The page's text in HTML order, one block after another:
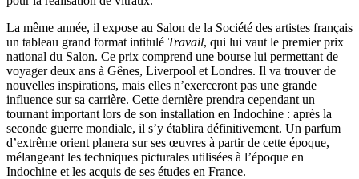
La même année, il expose au Salon de la Société des artistes français
un tableau grand format intitulé Travail, qui lui vaut le premier prix
national du Salon. Ce prix comprend une bourse lui permettant de
voyager deux ans à Gênes, Liverpool et Londres. Il va trouver de
nouvelles inspirations, mais elles n’exerceront pas une grande
influence sur sa carrière. Cette dernière prendra cependant un
tournant important lors de son installation en Indochine : après la
seconde guerre mondiale, il s’y établira définitivement. Un parfum
d’extrême orient planera sur ses œuvres à partir de cette époque,
mélangeant les techniques picturales utilisées à l’époque en
Indochine et les acquis de ses études en France.